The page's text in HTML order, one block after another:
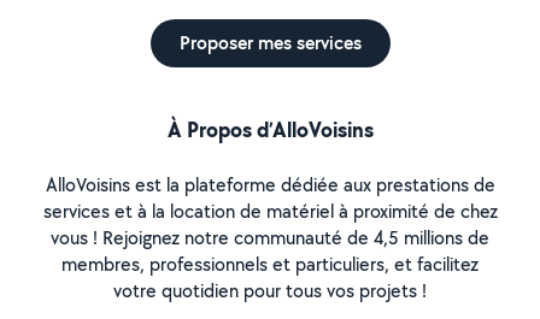
Proposer mes services
À Propos d’AlloVoisins
AlloVoisins est la plateforme dédiée aux prestations de
services et à la location de matériel à proximité de chez
vous ! Rejoignez notre communauté de 4,5 millions de
membres, professionnels et particuliers, et facilitez
votre quotidien pour tous vos projets !